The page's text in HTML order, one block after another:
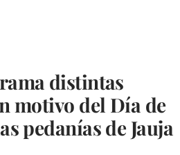
distintas
motivo del Día de
pedanías de Jauja